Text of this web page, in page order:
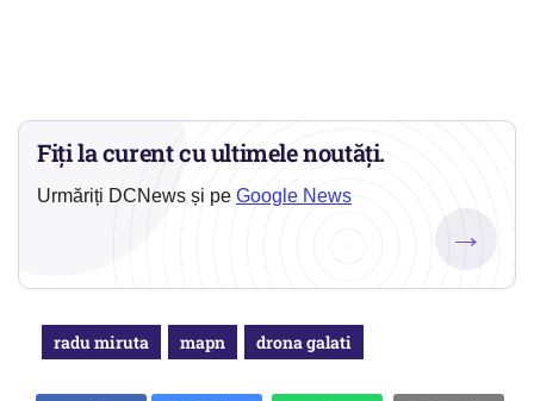
Fiți la curent cu ultimele noutăți.
Urmăriți DCNews și pe Google News
→
radu miruta mapn drona galati